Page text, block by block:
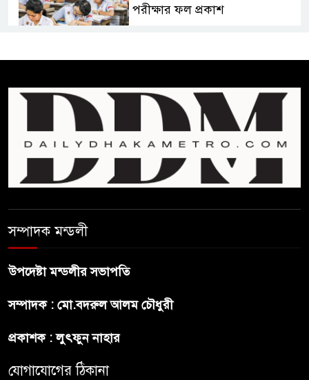
পরীক্ষার ফল প্রকাশ
প্রধানমন্ত্রী
ফিফা সভাপতির বিরুদ্ধে এবার
‘নারী সংক্রান্ত অভিযোগ
ছেলেকে নিয়ে রোনালদোর যে বড়
ট্রাম্পের ৪০ কোটি ডলারের ‘বলরুম
সম্পাদক মন্ডলী
উপদেষ্টা মন্ডলীর সভাপতি
সম্পাদক : মো.বদরুল আলম চৌধুরী
প্রকাশক : লুৎফুন নাহার
যোগাযোগের ঠিকানা